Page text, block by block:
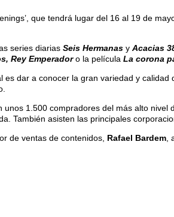
que tendrá lugar del 16 al 19 de
series diarias Seis Hermanas y Acacias
Rey Emperadoro la película La corona
es dar a conocer la gran variedad y
1.500 compradores del más alto
También asisten las principales
de ventas de contenidos, Rafael Bardem